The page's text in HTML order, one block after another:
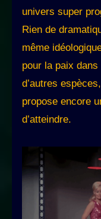
univers super
Rien de
même
pour la paix
d’autres
propose encore
d’atteindre.